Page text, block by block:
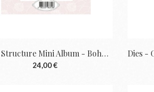
Dies - Structure Mini Album - Bohème |...
24,00 €